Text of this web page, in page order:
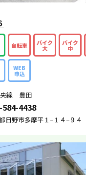
自転車 バイク
大
バイク
中
WEB
申込
央線 豊田
584-4438
日野市多摩平１−１４−９４